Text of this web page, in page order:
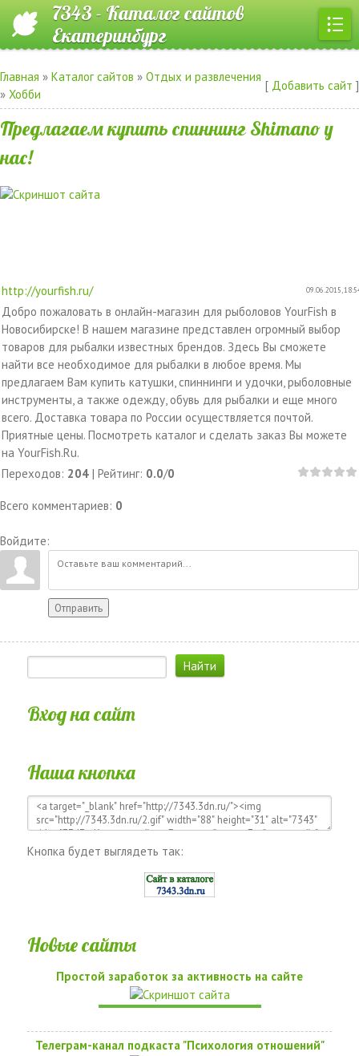
7343 - Каталог сайтов
Екатеринбург
Главная » Каталог сайтов » Отдых и развлечения
» Хобби
[ Добавить сайт ]
Предлагаем купить спиннинг Shimano у
нас!
http://yourfish.ru/ 09.06.2015,
Добро пожаловать в онлайн-магазин для рыболовов YourFish в
Новосибирске! В нашем магазине представлен огромный выбор
товаров для рыбалки известных брендов. Здесь Вы сможете
найти все необходимое для рыбалки в любое время. Мы
предлагаем Вам купить катушки, спиннинги и удочки, рыболовные
инструменты, а также одежду, обувь для рыбалки и еще много
всего. Доставка товара по России осуществляется почтой.
Приятные цены. Посмотреть каталог и сделать заказ Вы можете
на YourFish.Ru.
Переходов: 204 | Рейтинг: 0.0/0
Всего комментариев: 0
Войдите:
Отправить
Вход на сайт
Наша кнопка
Кнопка будет выглядеть так:
Новые сайты
Простой заработок за активность на сайте
Телеграм-канал подкаста "Психология отношений"